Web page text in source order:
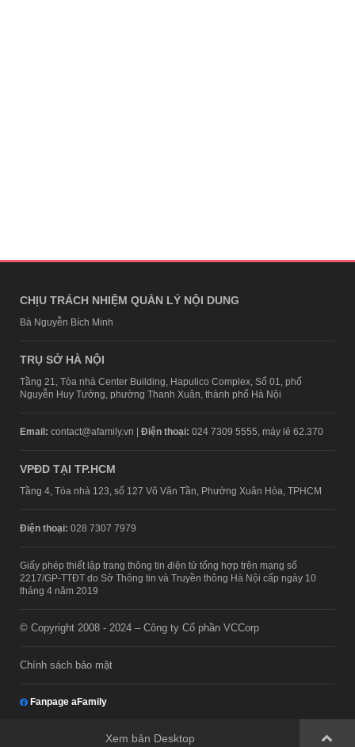
CHỊU TRÁCH NHIỆM QUẢN LÝ NỘI DUNG
Bà Nguyễn Bích Minh
TRỤ SỞ HÀ NỘI
Tầng 21, Tòa nhà Center Building, Hapulico Complex, Số 01, phố
Nguyễn Huy Tưởng, phường Thanh Xuân, thành phố Hà Nội
Email: contact@afamily.vn | Điện thoại: 024 7309 5555, máy lẻ 62.370
VPĐD TẠI TP.HCM
Tầng 4, Tòa nhà 123, số 127 Võ Văn Tần, Phường Xuân Hòa, TPHCM
Điện thoại: 028 7307 7979
Giấy phép thiết lập trang thông tin điện tử tổng hợp trên mạng số
2217/GP-TTĐT do Sở Thông tin và Truyền thông Hà Nội cấp ngày 10
tháng 4 năm 2019
© Copyright 2008 - 2024 – Công ty Cổ phần VCCorp
Chính sách bảo mật
Fanpage aFamily
Xem bản Desktop